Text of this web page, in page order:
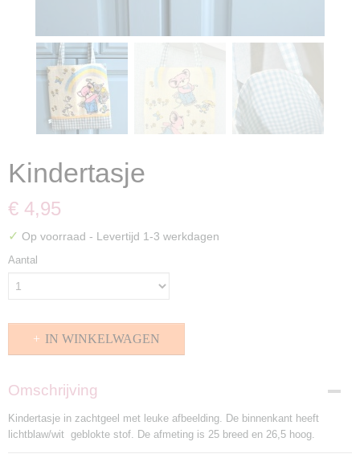
Kindertasje
€ 4,95
✓ Op voorraad - Levertijd 1-3 werkdagen
Aantal
IN WINKELWAGEN
Omschrijving
Kindertasje in zachtgeel met leuke afbeelding. De binnenkant heeft
lichtblaw/wit geblokte stof. De afmeting is 25 breed en 26,5 hoog.